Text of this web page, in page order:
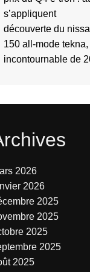
s’appliquent
découverte du
150 all-mode
incontournable de
2026
2026
2025
2025
2025
2025
2025